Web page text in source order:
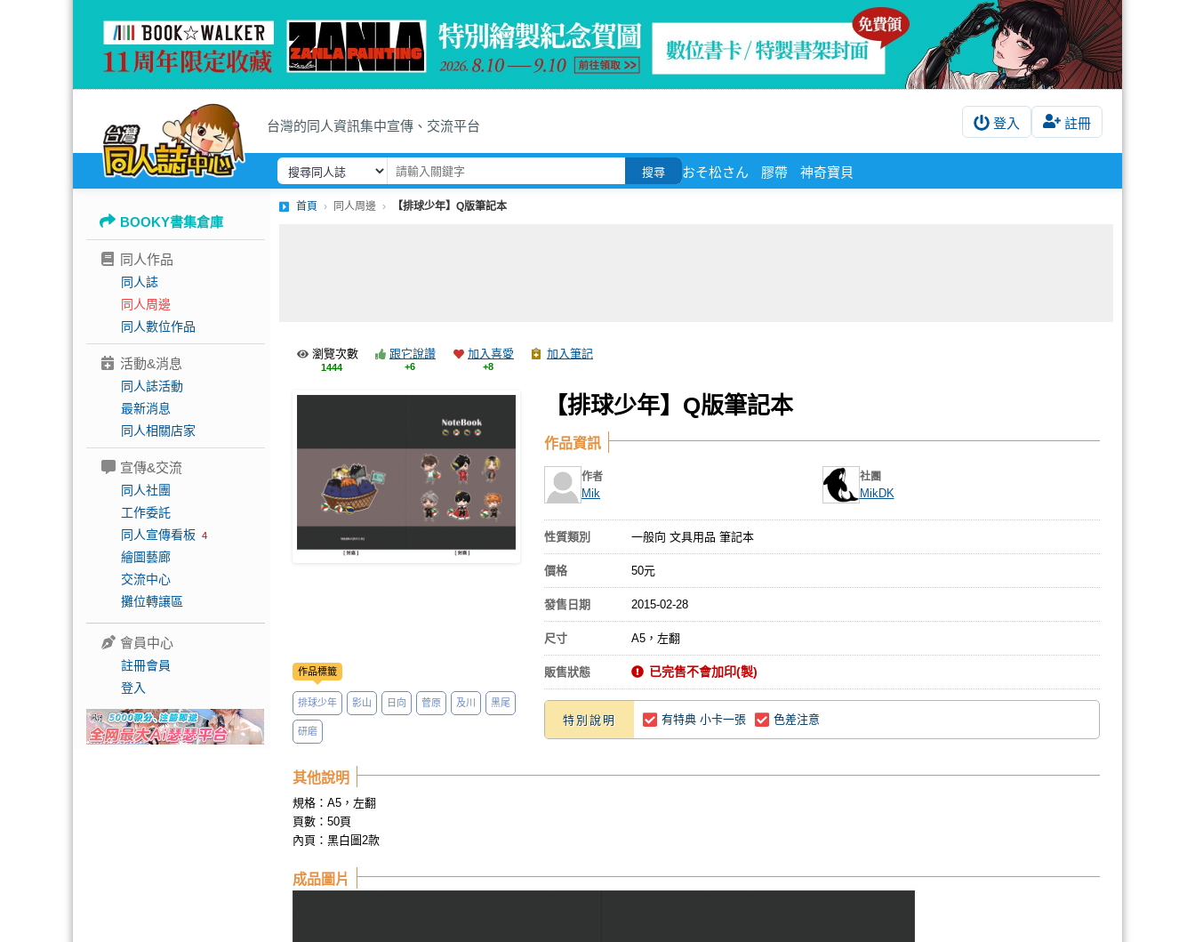
台灣的同人資訊集中宣傳、交流平台 登入 註冊
搜尋 おそ松さん 膠帶 神奇寶貝
BOOKY書集倉庫
同人作品
同人誌
同人周邊
同人數位作品
活動&消息
同人誌活動
最新消息
同人相關店家
宣傳&交流
同人社團
工作委託
同人宣傳看板 4
繪圖藝廊
交流中心
攤位轉讓區
會員中心
註冊會員
登入
首頁 同人周邊 【排球少年】Q版筆記本
瀏覽次數
1444
跟它說讚
+6
加入喜愛
+8
加入筆記
【排球少年】Q版筆記本
作品標籤
排球少年 影山 日向 菅原 及川 黑尾
研磨
作品資訊
作者
Mik
社團
MikDK
性質類別 一般向 文具用品 筆記本
價格 50元
發售日期 2015-02-28
尺寸 A5，左翻
販售狀態 已完售不會加印(製)
特別說明 有特典 小卡一張 色差注意
其他說明
規格：A5，左翻
頁數：50頁
內頁：黑白圖2款
成品圖片